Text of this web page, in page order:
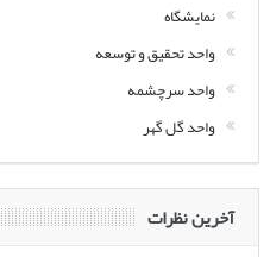
نمایشگاه
واحد تحقیق و توسعه
واحد سرچشمه
واحد گل گهر
آخرین نظرات